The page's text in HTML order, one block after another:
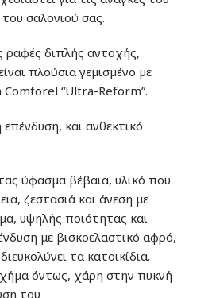
σαλονιού σας.
ραφές διπλής αντοχής,
πλούσια γεµισµένο µε
Comforel “Ultra-Reform”.
και ανθεκτικό
ύφασμα βέβαια, υλικό που
ζεστασιά και άνεση με
υψηλής ποιότητας και
με βισκοελαστικό αφρό,
τα κατοικίδια.
όντως, χάρη στην πυκνή
του